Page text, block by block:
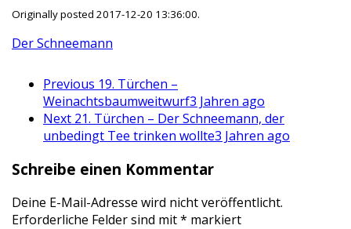
Originally posted 2017-12-20 13:36:00.
Der Schneemann
Previous 19. Türchen –
Weinachtsbaumweitwurf3 Jahren ago
Next 21. Türchen – Der Schneemann, der
unbedingt Tee trinken wollte3 Jahren ago
Schreibe einen Kommentar
Deine E-Mail-Adresse wird nicht veröffentlicht.
Erforderliche Felder sind mit* markiert